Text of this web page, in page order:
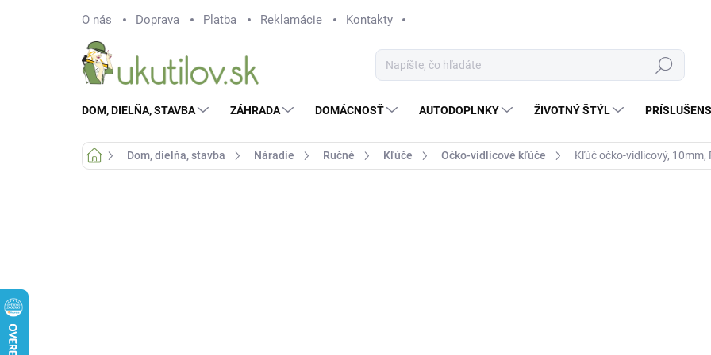
O nás Doprava Platba Reklamácie Kontakty
Hľadať
DOM, DIELŇA, STAVBA ZÁHRADA DOMÁCNOSŤ AUTODOPLNKY ŽIVOTNÝ ŠTÝL
DomovDom, dielňa, stavba Náradie Ručné Kľúče Očko-vidlicové kľúče Kľúč očko-vidlicový, 10mm,